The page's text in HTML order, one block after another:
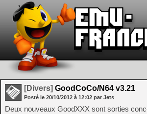
[Divers] GoodCoCo/N64 v3.21
Posté le 20/10/2012 à 12:02 par Jets
Deux nouveaux GoodXXX sont sorties